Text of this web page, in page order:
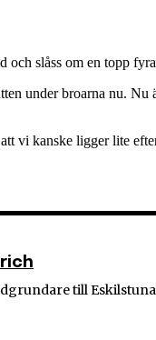
och slåss om en topp
under broarna nu.
kanske ligger lite
till